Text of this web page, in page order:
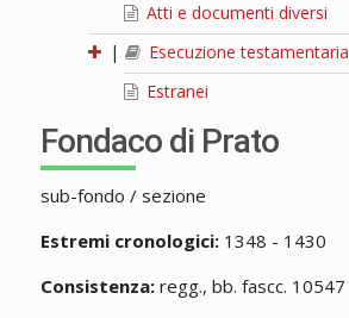
Atti e documenti diversi
|
Esecuzione testamentaria
Estranei
Fondaco di Prato
sub-fondo / sezione
Estremi cronologici:1348 - 1430
Consistenza:regg., bb. fascc. 10547